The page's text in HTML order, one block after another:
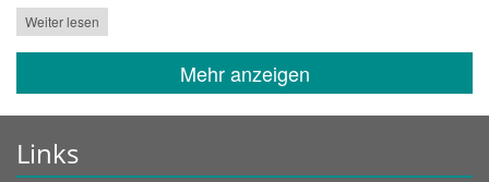
Weiter lesen
Mehr anzeigen
Links